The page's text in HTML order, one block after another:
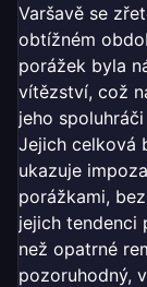
Varšavě se
obtížném
porážek byla
vítězství, což
jeho
Jejich celková
ukazuje
porážkami,
jejich tendenci
než opatrné
pozoruhodný,